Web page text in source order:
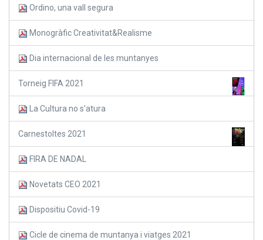
Ordino, una vall segura
Monogràfic Creativitat&Realisme
Dia internacional de les muntanyes
Torneig FIFA 2021
La Cultura no s'atura
Carnestoltes 2021
FIRA DE NADAL
Novetats CEO 2021
Dispositiu Covid-19
Cicle de cinema de muntanya i viatges 2021